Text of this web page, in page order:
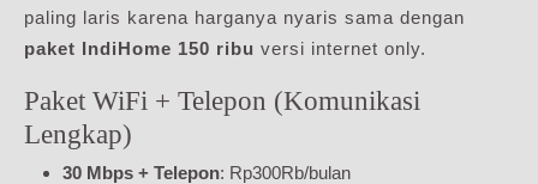
paling laris karena harganya nyaris sama dengan
paket IndiHome 150 ribu versi internet only.
Paket WiFi + Telepon (Komunikasi
Lengkap)
30 Mbps + Telepon: Rp300Rb/bulan